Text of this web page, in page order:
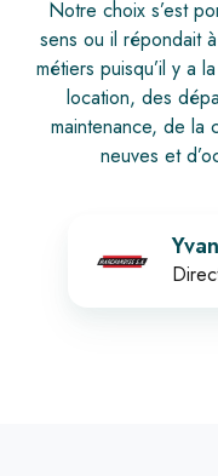
Notre choix s’est
sens ou il répondait
métiers puisqu’il y a
location, des
maintenance, de la
neuves et